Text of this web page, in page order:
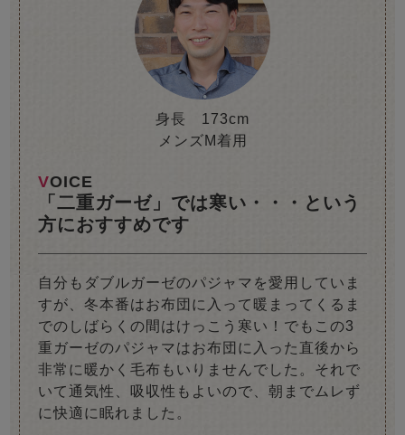
身長 173cm
メンズM着用
VOICE
「二重ガーゼ」では寒い・・・という
方におすすめです
自分もダブルガーゼのパジャマを愛用していま
すが、冬本番はお布団に入って暖まってくるま
でのしばらくの間はけっこう寒い！でもこの3
重ガーゼのパジャマはお布団に入った直後から
非常に暖かく毛布もいりませんでした。それで
いて通気性、吸収性もよいので、朝までムレず
に快適に眠れました。